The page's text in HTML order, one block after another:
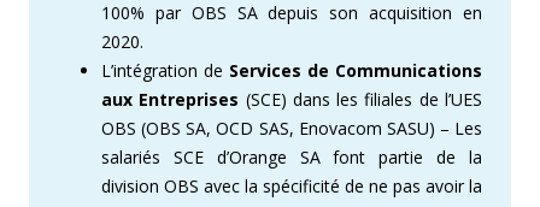
100% par OBS SA depuis son acquisition en
2020.
L’intégration de Services de Communications
aux Entreprises (SCE) dans les filiales de l’UES
OBS (OBS SA, OCD SAS, Enovacom SASU) – Les
salariés SCE d’Orange SA font partie de la
division OBS avec la spécificité de ne pas avoir la